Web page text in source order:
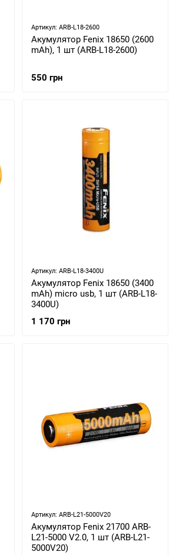
Артикул: ARB-L18-2600
Акумулятор Fenix 18650 (2600
mAh), 1 шт (ARB-L18-2600)
550 грн
Артикул: ARB-L18-3400U
Акумулятор Fenix 18650 (3400
mAh) micro usb, 1 шт (ARB-L18-
3400U)
1 170 грн
Артикул: ARB-L21-5000V20
Акумулятор Fenix 21700 ARB-
L21-5000 V2.0, 1 шт (ARB-L21-
5000V20)